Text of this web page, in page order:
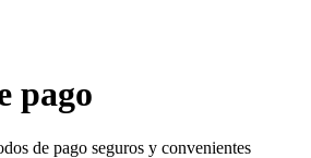
pago
de pago seguros y convenientes